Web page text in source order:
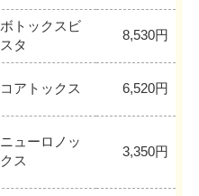
ボトックスビ
スタ
8,530円
コアトックス 6,520円
ニューロノッ
クス
3,350円